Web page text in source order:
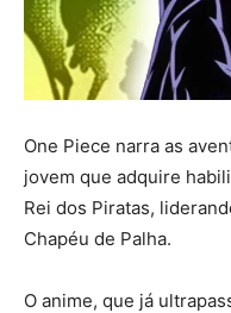
One Piece narra as
jovem que adquire
Rei dos Piratas,
Chapéu de Palha.
O anime, que já